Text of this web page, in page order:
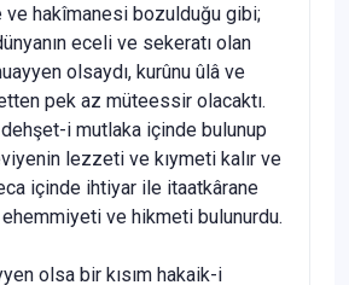
ve hakîmanesi bozulduğu gibi;
eceli ve sekeratı olan
olsaydı, kurûnu ûlâ ve
pek az müteessir olacaktı.
dehşet-i mutlaka içinde bulunup
lezzeti ve kıymeti kalır ve
içinde ihtiyar ile itaatkârane
ve hikmeti bulunurdu.
olsa bir kısım hakaik-i